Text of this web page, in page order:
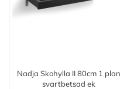
Nadja Skohylla II 80cm 1 plan
svartbetsad ek